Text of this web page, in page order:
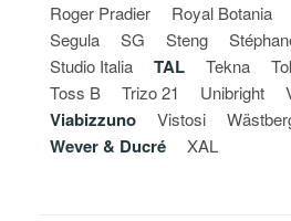
Roger Pradier
Royal Botania
Segula SG Steng
Studio Italia
TAL Tekna
Toss B
Trizo 21 Unibright
Viabizzuno Vistosi
Wever & Ducré XAL